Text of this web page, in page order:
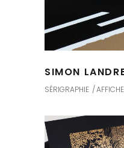
SIMON
SÉRIGRAPHIE AFFICHE